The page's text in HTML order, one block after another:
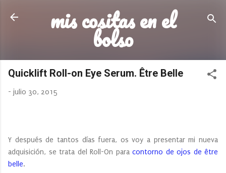
Ir al contenido principal
mis cositas en el
bolso
Quicklift Roll-on Eye Serum. Être Belle
- julio 30, 2015
Y después de tantos días fuera, os voy a presentar mi nueva
adquisición, se trata del Roll-On para contorno de ojos de être
belle.